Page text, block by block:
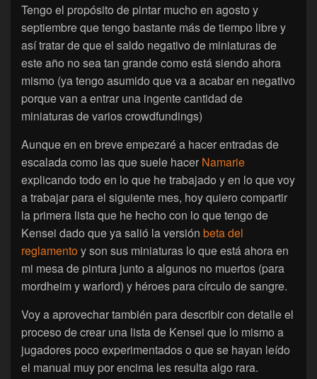
Tengo el propósito de pintar mucho en agosto y
septiembre que tengo bastante más de tiempo libre y
así tratar de que el saldo negativo de miniaturas de
este año no sea tan grande como está siendo ahora
mismo (ya tengo asumido que va a acabar en negativo
porque van a entrar una ingente cantidad de
miniaturas de varios crowdfundings)
Aunque en en breve empezaré a hacer entradas de
escalada como las que suele hacer Namarie
explicando todo en lo que he trabajado y en lo que voy
a trabajar para el siguiente mes, hoy quiero compartir
la primera lista que he hecho con lo que tengo de
Kensei dado que ya salió la versión beta del
reglamentoy son sus miniaturas lo que está ahora en
mi mesa de pintura junto a algunos no muertos (para
mordheim y warlord) y héroes para círculo de sangre.
Voy a aprovechar también para describir con detalle el
proceso de crear una lista de Kensei que lo mismo a
jugadores poco experimentados o que se hayan leído
el manual muy por encima les resulta algo rara.